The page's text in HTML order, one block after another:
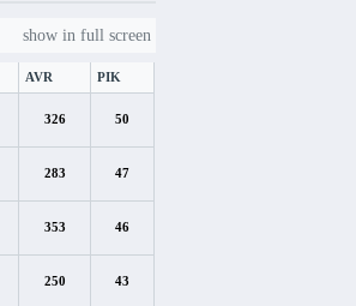
show in full screen
AVR PIK
326 50
283 47
353 46
250 43